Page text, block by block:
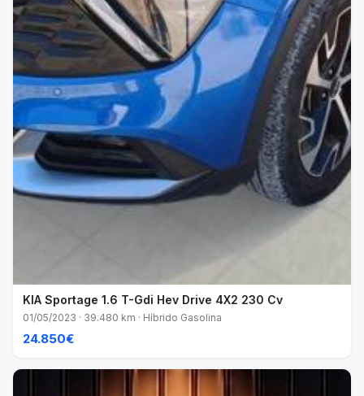
KIA Sportage 1.6 T-Gdi Hev Drive 4X2 230 Cv
01/05/2023 · 39.480 km · Híbrido Gasolina
24.850€